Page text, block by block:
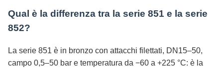
Qual è la differenza tra la serie 851 e la serie
852?
La serie 851 è in bronzo con attacchi filettati, DN15–50,
campo 0,5–50 bar e temperatura da −60 a +225 °C: è la